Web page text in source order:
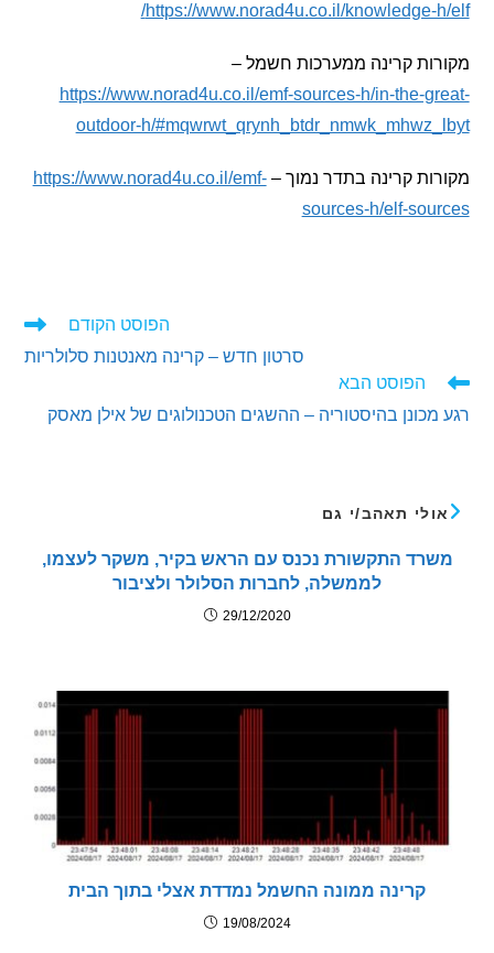
https://www.norad4u.co.il/
קרינה ממערכות חשמל –
https://www.norad4u.co.il/emf-sources-h/in-the-
outdoor-h/
קרינה בתדר נמוך –https://www.norad4u.co.il/emf-
sources-h/elf-
הפוסט הקודם
סרטון חדש – קרינה מאנטנות סלולריות
הפוסט הבא
בהיסטוריה – ההשגים הטכנולוגים של אילן מאסק
תאהב/י גם
התקשורת נכנס עם הראש בקיר, משקר לעצמו,
לממשלה, לחברות הסלולר ולציבור
29/12/2020
קרינה ממונה החשמל נמדדת אצלי בתוך הבית
19/08/2024